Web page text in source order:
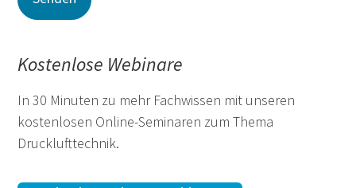
Kostenlose Webinare
In 30 Minuten zu mehr Fachwissen mit unseren
kostenlosen Online-Seminaren zum Thema
Drucklufttechnik.